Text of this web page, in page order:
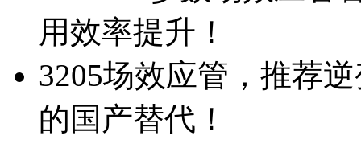
用效率提升！
3205场效应管，推荐
的国产替代！